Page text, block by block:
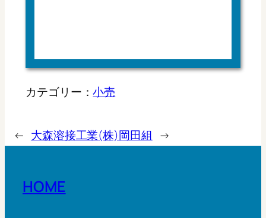
カテゴリー：小売
← 大森溶接工業(株)岡田組 →
HOME